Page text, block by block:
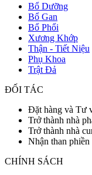
Bổ Dưỡng
Bổ Gan
Bổ Phổi
Xương Khớp
Thận - Tiết Niệu
Phụ Khoa
Trật Đả
ĐỐI TÁC
Đặt hàng và Tư
Trở thành nhà
Trở thành nhà
Nhận than
CHÍNH SÁCH